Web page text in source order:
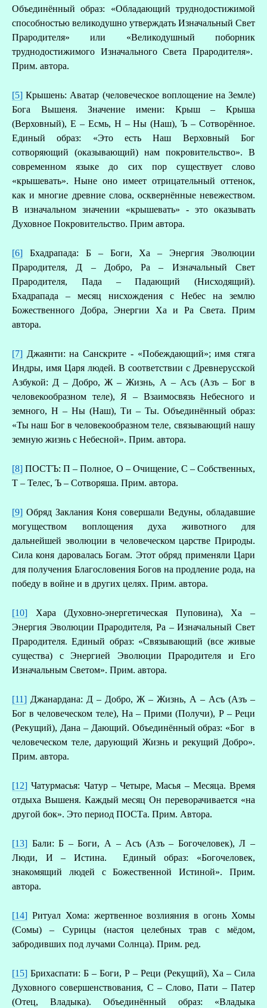
Объединённый образ: «Обладающий труднодостижимой
способностью великодушно утверждать Изначальный Свет
Прародителя» или «Великодушный поборник
труднодостижимого Изначального Света Прародителя».
Прим. автора.
[5] Крышень: Аватар (человеческое воплощение на Земле)
Бога Вышеня. Значение имени: Крыш – Крыша
(Верховный), Е – Есмь, Н – Ны (Наш), Ъ – Сотворённое.
Единый образ: «Это есть Наш Верховный Бог
сотворяющий (оказывающий) нам покровительство». В
современном языке до сих пор существует слово
«крышевать». Ныне оно имеет отрицательный оттенок,
как и многие древние слова, осквернённые невежеством.
В изначальном значении «крышевать» - это оказывать
Духовное Покровительство. Прим автора.
[6] Бхадрапада: Б – Боги, Ха – Энергия Эволюции
Прародителя, Д – Добро, Ра – Изначальный Свет
Прародителя, Пада – Падающий (Нисходящий).
Бхадрапада – месяц нисхождения с Небес на землю
Божественного Добра, Энергии Ха и Ра Света. Прим
автора.
[7] Джаянти: на Санскрите - «Побеждающий»; имя стяга
Индры, имя Царя людей. В соответствии с Древнерусской
Азбукой: Д – Добро, Ж – Жизнь, А – Асъ (Азъ – Бог в
человекообразном теле), Я – Взаимосвязь Небесного и
земного, Н – Ны (Наш), Ти – Ты. Объединённый образ:
«Ты наш Бог в человекообразном теле, связывающий нашу
земную жизнь с Небесной». Прим. автора.
[8] ПОСТЪ: П – Полное, О – Очищение, С – Собственных,
Т – Телес, Ъ – Сотворяша. Прим. автора.
[9] Обряд Заклания Коня совершали Ведуны, обладавшие
могуществом воплощения духа животного для
дальнейшей эволюции в человеческом царстве Природы.
Сила коня даровалась Богам. Этот обряд применяли Цари
для получения Благословения Богов на продление рода, на
победу в войне и в других целях. Прим. автора.
[10] Хара (Духовно-энергетическая Пуповина), Ха –
Энергия Эволюции Прародителя, Ра – Изначальный Свет
Прародителя. Единый образ: «Связывающий (все живые
существа) с Энергией Эволюции Прародителя и Его
Изначальным Светом». Прим. автора.
[11] Джанардана: Д – Добро, Ж – Жизнь, А – Асъ (Азъ –
Бог в человеческом теле), На – Прими (Получи), Р – Реци
(Рекущий), Дана – Дающий. Объединённый образ: «Бог в
человеческом теле, дарующий Жизнь и рекущий Добро».
Прим. автора.
[12] Чатурмасья: Чатур – Четыре, Масья – Месяца. Время
отдыха Вышеня. Каждый месяц Он переворачивается «на
другой бок». Это период ПОСТа. Прим. Автора.
[13] Бали: Б – Боги, А – Асъ (Азъ – Богочеловек), Л –
Люди, И – Истина. Единый образ: «Богочеловек,
знакомящий людей с Божественной Истиной». Прим.
автора.
[14] Ритуал Хома: жертвенное возлияния в огонь Хомы
(Сомы) – Сурицы (настоя целебных трав с мёдом,
забродивших под лучами Солнца). Прим. ред.
[15] Брихаспати: Б – Боги, Р – Реци (Рекущий), Ха – Сила
Духовного совершенствования, С – Слово, Пати – Патер
(Отец, Владыка). Объединённый образ: «Владыка